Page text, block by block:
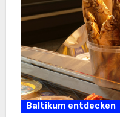
Baltikum entdecken